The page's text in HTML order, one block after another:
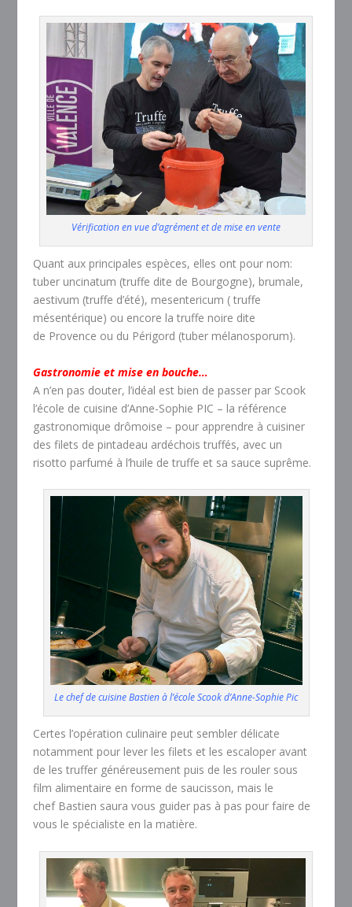
Vérification en vue d’agrément et de mise en vente
Quant aux principales espèces, elles ont pour nom:
tuber uncinatum (truffe dite de Bourgogne), brumale,
aestivum (truffe d’été), mesentericum ( truffe
mésentérique) ou encore la truffe noire dite
de Provence ou du Périgord (tuber mélanosporum).
Gastronomie et mise en bouche…
A n’en pas douter, l’idéal est bien de passer par Scook
l’école de cuisine d’Anne-Sophie PIC – la référence
gastronomique drômoise – pour apprendre à cuisiner
des filets de pintadeau ardéchois truffés, avec un
risotto parfumé à l’huile de truffe et sa sauce suprême.
Le chef de cuisine Bastien à l’école Scook d’Anne-Sophie Pic
Certes l’opération culinaire peut sembler délicate
notamment pour lever les filets et les escaloper avant
de les truffer généreusement puis de les rouler sous
film alimentaire en forme de saucisson, mais le
chef Bastien saura vous guider pas à pas pour faire de
vous le spécialiste en la matière.